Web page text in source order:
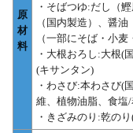
原
材
料
・そばつゆ:だし（
（国内製造）、醤油
（一部にそば・小麦
・大根おろし:大根(
(キサンタン)
・わさび:本わさび(
維、植物油脂、食塩
・きざみのり:乾の